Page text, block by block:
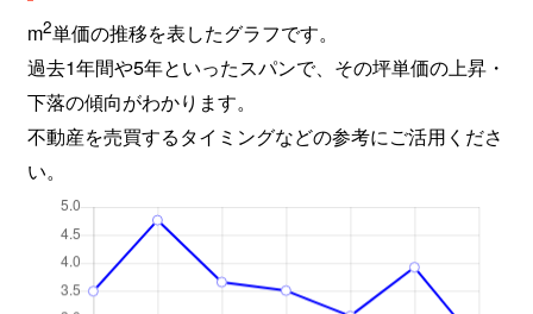
m2単価の推移を表したグラフです。
過去1年間や5年といったスパンで、その坪単価の上昇・
下落の傾向がわかります。
不動産を売買するタイミングなどの参考にご活用くださ
い。